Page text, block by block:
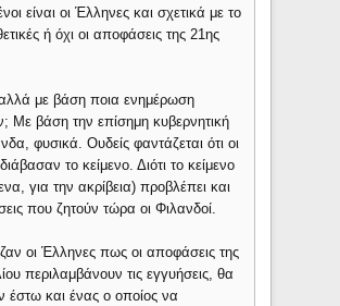
είναι οι Έλληνες και σχετικά με το
ή όχι οι αποφάσεις της 21ης
αλλά με βάση ποια ενημέρωση
Με βάση την επίσημη κυβερνητική
φυσικά. Ουδείς φαντάζεται ότι οι
το κείμενο. Διότι το κείμενο
για την ακρίβεια) προβλέπει και
που ζητούν τώρα οι Φιλανδοί.
οι Έλληνες πως οι αποφάσεις της
περιλαμβάνουν τις εγγυήσεις, θα
έστω και ένας ο οποίος να